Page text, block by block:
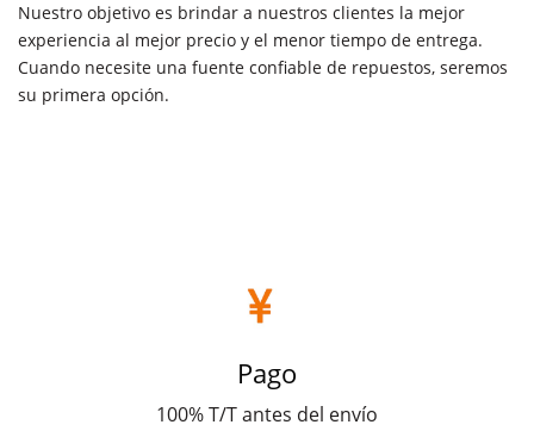
Nuestro objetivo es brindar a nuestros clientes la mejor
experiencia al mejor precio y el menor tiempo de entrega.
Cuando necesite una fuente confiable de repuestos, seremos
su primera opción.
Pago
100% T/T antes del envío